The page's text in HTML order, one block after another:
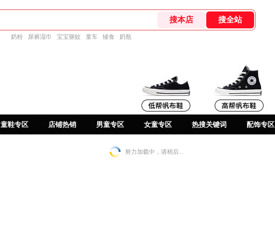
奶粉 尿裤湿巾 宝宝驱蚊 童车 辅食 奶瓶
童鞋专区 店铺热销 男童专区 女童专区 热搜关键词 配饰专区
努力加载中，请稍后...